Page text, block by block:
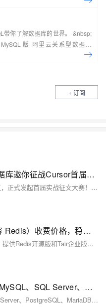
带你了解数据库的世界。 &nbsp;
版 阿里云关系型数据库
一种稳定可靠、可弹性伸缩的在
rds/mysql&nbsp;
+ 订阅
聚光灯已就位！阿里云瑶池数据库邀你征战Cursor首届实战征文大赛
阿里云AnalyticDB携手Cursor中文社区，正式发起首届实战征文大赛！我们诚邀开发者融合Cursor的智能编程能力与AnalyticDB PostgreSQL提供的Supabase服务进行项目开发，让优秀项目被专家看见、被机遇拥抱！
阿里云高性能数据库Tair（兼容 Redis）收费价格，稳定可靠成本低
阿里云高性能云数据库Tair兼容Redis，提供Redis开源版和Tair企业版，支持多种存储介质与灵活扩展，适用于高并发场景。Tair具备亚毫秒级稳定延迟，保障业务连续性。价格方面，Redis开源版年费从72元起，Tair企业版年费从1224元起，具体费用根据配置不同有所变化。
阿里云数据库RDS费用价格：MySQL、SQL Server、PostgreSQL和MariaDB引擎收费标准
阿里云RDS数据库支持MySQL、SQL Server、PostgreSQL、MariaDB，多种引擎优惠上线！MySQL倚天版88元/年，SQL Server 2核4G仅299元/年，PostgreSQL 227元/年起。高可用、可弹性伸缩，安全稳定。详情见官网活动页。